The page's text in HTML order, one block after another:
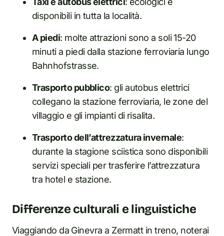
disponibili in tutta la località.
A piedi: molte attrazioni sono a soli 15-20
minuti a piedi dalla stazione ferroviaria lungo
Bahnhofstrasse.
Trasporto pubblico: gli autobus elettrici
collegano la stazione ferroviaria, le zone del
villaggio e gli impianti di risalita.
Trasporto dell’attrezzatura invernale:
durante la stagione sciistica sono disponibili
servizi speciali per trasferire l’attrezzatura
tra hotel e stazione.
Differenze culturali e linguistiche
Viaggiando da Ginevra a Zermatt in treno, noterai